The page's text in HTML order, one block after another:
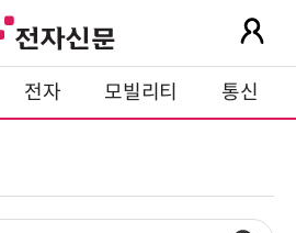
전자 모빌리티 통신